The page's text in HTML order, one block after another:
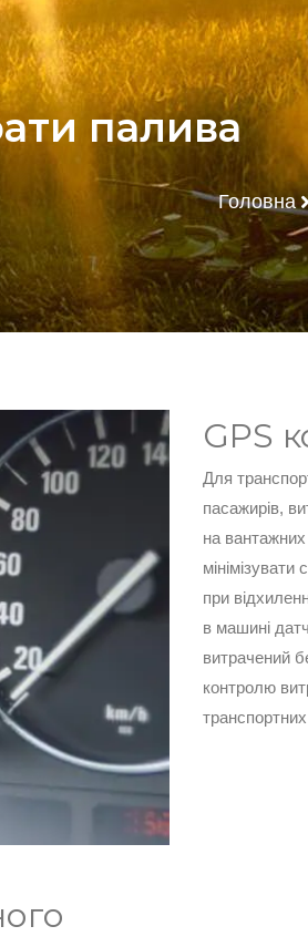
палива
Головна
GPS
Для
пасажирів,
на
мінімізувати
при
в машині
витрачений
контролю